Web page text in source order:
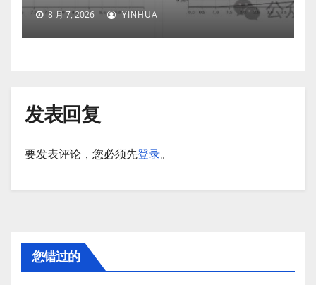
8 月 7, 2026 YINHUA
发表回复
要发表评论，您必须先登录。
您错过的